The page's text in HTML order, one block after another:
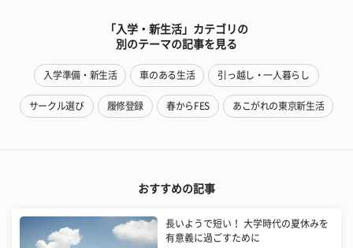
「入学・新生活」カテゴリの
別のテーマの記事を見る
入学準備・新生活 車のある生活 引っ越し・一人暮らし
サークル選び 履修登録 春からFES あこがれの東京新生活
おすすめの記事
長いようで短い！ 大学時代の夏休みを
有意義に過ごすために